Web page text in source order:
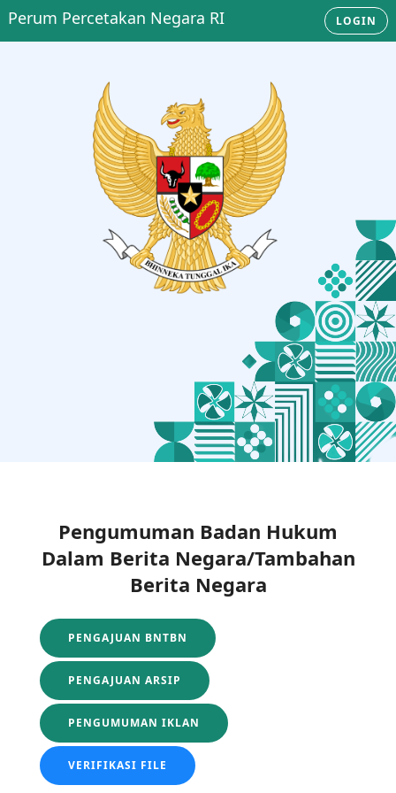
Perum Percetakan Negara RI LOGIN
Pengumuman Badan Hukum
Dalam Berita Negara/Tambahan
Berita Negara
PENGAJUAN BNTBN
PENGAJUAN ARSIP
PENGUMUMAN IKLAN
VERIFIKASI FILE